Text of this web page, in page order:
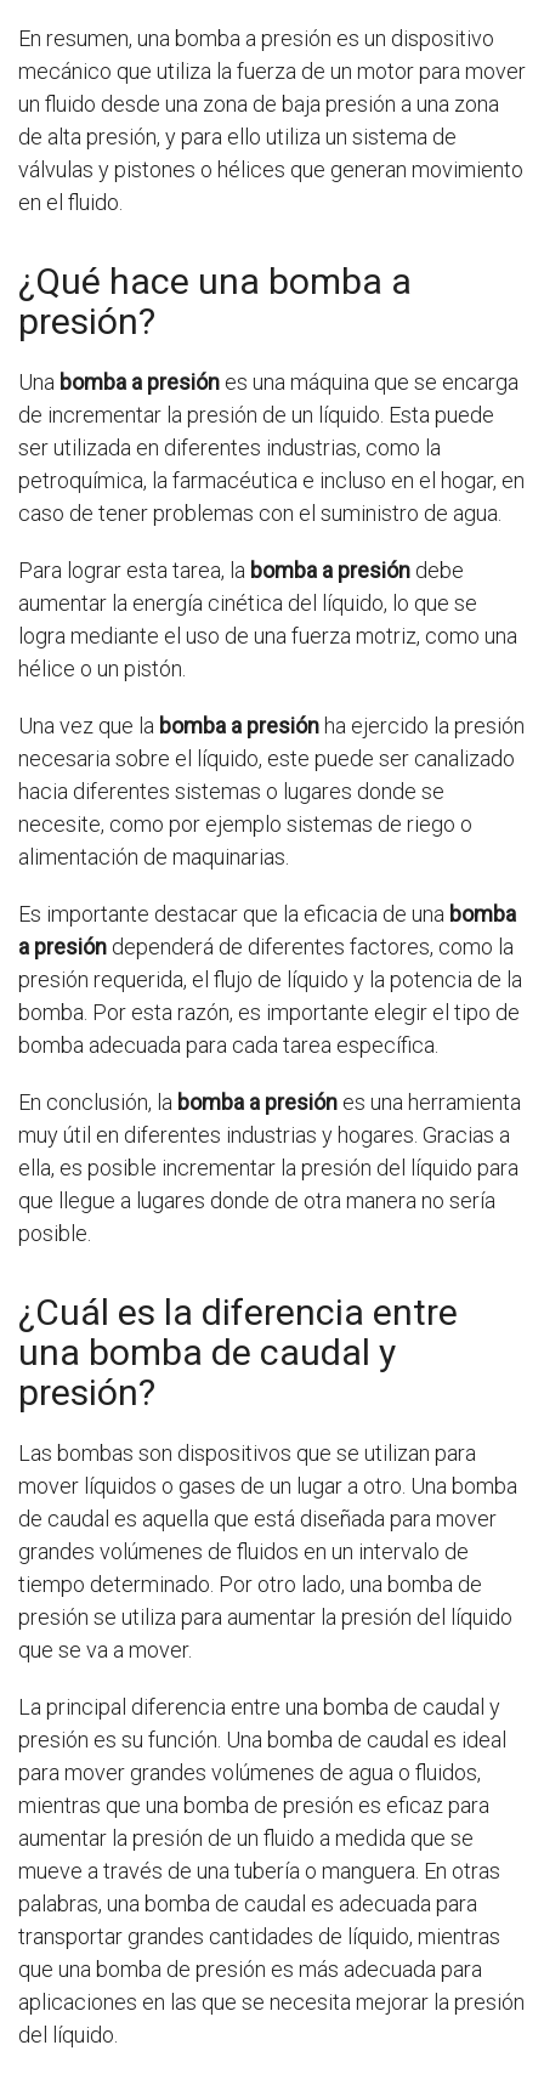
En resumen, una bomba a presión es un dispositivo
mecánico que utiliza la fuerza de un motor para mover
un fluido desde una zona de baja presión a una zona
de alta presión, y para ello utiliza un sistema de
válvulas y pistones o hélices que generan movimiento
en el fluido.
¿Qué hace una bomba a
presión?
Una bomba a presión es una máquina que se encarga
de incrementar la presión de un líquido. Esta puede
ser utilizada en diferentes industrias, como la
petroquímica, la farmacéutica e incluso en el hogar, en
caso de tener problemas con el suministro de agua.
Para lograr esta tarea, la bomba a presión debe
aumentar la energía cinética del líquido, lo que se
logra mediante el uso de una fuerza motriz, como una
hélice o un pistón.
Una vez que la bomba a presión ha ejercido la presión
necesaria sobre el líquido, este puede ser canalizado
hacia diferentes sistemas o lugares donde se
necesite, como por ejemplo sistemas de riego o
alimentación de maquinarias.
Es importante destacar que la eficacia de una bomba
a presión dependerá de diferentes factores, como la
presión requerida, el flujo de líquido y la potencia de la
bomba. Por esta razón, es importante elegir el tipo de
bomba adecuada para cada tarea específica.
En conclusión, la bomba a presión es una herramienta
muy útil en diferentes industrias y hogares. Gracias a
ella, es posible incrementar la presión del líquido para
que llegue a lugares donde de otra manera no sería
posible.
¿Cuál es la diferencia entre
una bomba de caudal y
presión?
Las bombas son dispositivos que se utilizan para
mover líquidos o gases de un lugar a otro. Una bomba
de caudal es aquella que está diseñada para mover
grandes volúmenes de fluidos en un intervalo de
tiempo determinado. Por otro lado, una bomba de
presión se utiliza para aumentar la presión del líquido
que se va a mover.
La principal diferencia entre una bomba de caudal y
presión es su función. Una bomba de caudal es ideal
para mover grandes volúmenes de agua o fluidos,
mientras que una bomba de presión es eficaz para
aumentar la presión de un fluido a medida que se
mueve a través de una tubería o manguera. En otras
palabras, una bomba de caudal es adecuada para
transportar grandes cantidades de líquido, mientras
que una bomba de presión es más adecuada para
aplicaciones en las que se necesita mejorar la presión
del líquido.